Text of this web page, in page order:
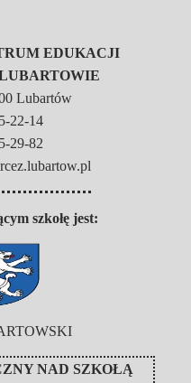
EDUKACJI
Lubartów
22-14
29-82
szkołę jest:
NAD SZKOŁĄ